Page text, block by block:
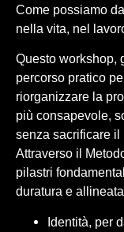
Come possiamo
nella vita, nel
Questo workshop,
percorso pratico
riorganizzare la
più consapevole,
senza sacrificare
Attraverso il
pilastri
duratura e
Identità, per